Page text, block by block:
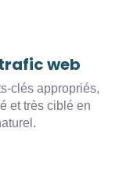
web
clés appropriés,
et très ciblé en